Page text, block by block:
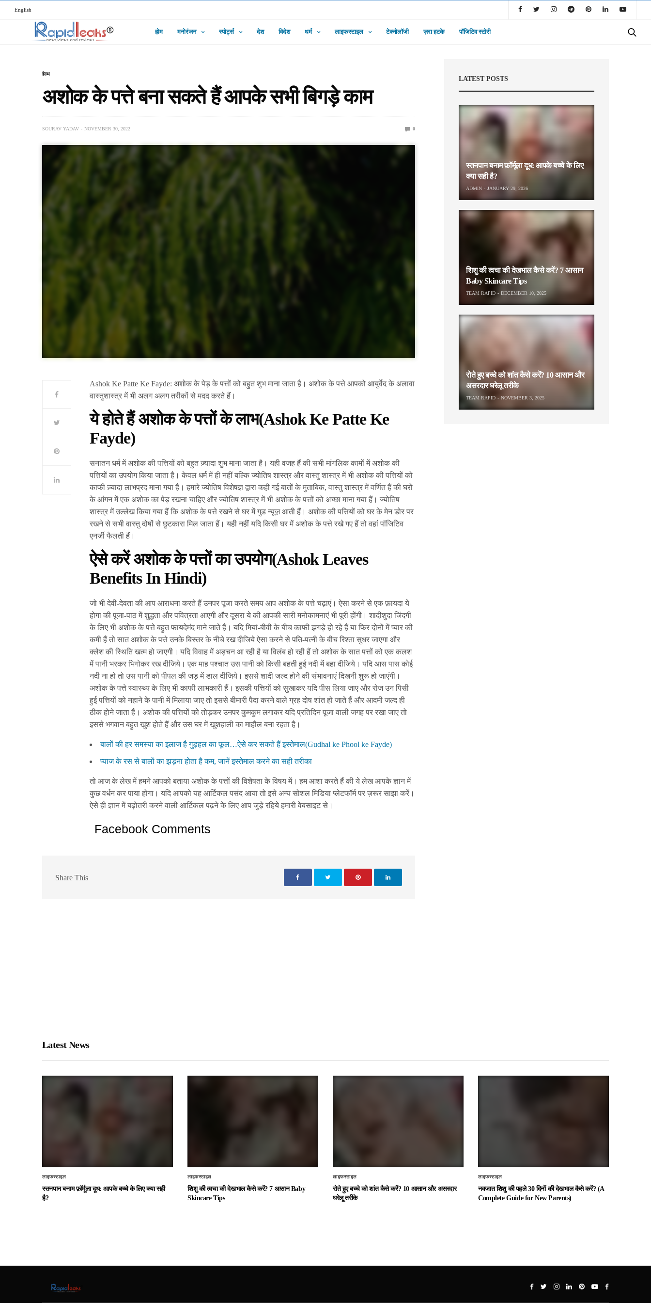
English
होम मनोरंजन स्पोर्ट्स देश विदेश धर्म लाइफस्टाइल टेक्नोलॉजी ज़रा हटके पॉजिटिव स्टोरी
हेल्थ
अशोक के पत्ते बना सकते हैं आपके सभी बिगड़े काम
SOURAV YADAV NOVEMBER 30, 2022 0
Ashok Ke Patte Ke Fayde: अशोक के पेड़ के पत्तों को बहुत शुभ माना जाता है। अशोक के पत्ते आपको आयुर्वेद के अलावा
वास्तुशास्त्र में भी अलग अलग तरीकों से मदद करते हैं।
ये होते हैं अशोक के पत्तों के लाभ(Ashok Ke Patte Ke
Fayde)
सनातन धर्म में अशोक की पत्तियों को बहुत ज़्यादा शुभ माना जाता है। यही वजह हैं की सभी मांगलिक कामों में अशोक की
पत्तियों का उपयोग किया जाता है। केवल धर्म में ही नहीं बल्कि ज्योतिष शास्त्र और वास्तु शास्त्र में भी अशोक की पत्तियों को
काफी ज़्यादा लाभप्रद माना गया हैं। हमारे ज्योतिष विशेषज्ञ द्वारा कही गई बातों के मुताबिक, वास्तु शास्त्र में वर्णित हैं की घरों
के आंगन में एक अशोक का पेड़ रखना चाहिए और ज्योतिष शास्त्र में भी अशोक के पत्तों को अच्छा माना गया हैं। ज्योतिष
शास्त्र में उल्लेख किया गया हैं कि अशोक के पत्ते रखने से घर में गुड न्यूज़ आती हैं। अशोक की पत्तियों को घर के मेन डोर पर
रखने से सभी वास्तु दोषों से छुटकारा मिल जाता हैं। यही नहीं यदि किसी घर में अशोक के पत्ते रखे गए हैं तो वहां पॉजिटिव
एनर्जी फैलती हैं।
ऐसे करें अशोक के पत्तों का उपयोग(Ashok Leaves
Benefits In Hindi)
जो भी देवी-देवता की आप आराधना करते हैं उनपर पूजा करते समय आप अशोक के पत्ते चढ़ाएं। ऐसा करने से एक फ़ायदा ये
होगा की पूजा-पाठ में शुद्धता और पवित्रता आएगी और दूसरा ये की आपकी सारी मनोकामनाएं भी पूरी होंगी। शादीशुदा जिंदगी
के लिए भी अशोक के पत्ते बहुत फायदेमंद माने जाते हैं। यदि मियां-बीवी के बीच काफी झगड़े हो रहे हैं या फिर दोनों में प्यार की
कमी हैं तो सात अशोक के पत्ते उनके बिस्तर के नीचे रख दीजिये ऐसा करने से पति-पत्नी के बीच रिश्ता सुधर जाएगा और
क्लेश की स्थिति खत्म हो जाएगी। यदि विवाह में अड़चन आ रही है या विलंब हो रही हैं तो अशोक के सात पत्तों को एक कलश
में पानी भरकर भिगोकर रख दीजिये। एक माह पश्चात उस पानी को किसी बहती हुई नदी में बहा दीजिये। यदि आस पास कोई
नदी ना हो तो उस पानी को पीपल की जड़ में डाल दीजिये। इससे शादी जल्द होने की संभावनाएं दिखनी शुरू हो जाएंगी।
अशोक के पत्ते स्वास्थ्य के लिए भी काफी लाभकारी हैं। इसकी पत्तियों को सुखाकर यदि पीस लिया जाए और रोज उन पिसी
हुई पत्तियों को नहाने के पानी में मिलाया जाए तो इससे बीमारी पैदा करने वाले ग्रह दोष शांत हो जाते हैं और आदमी जल्द ही
ठीक होने जाता हैं। अशोक की पत्तियों को तोड़कर उनपर कुमकुम लगाकर यदि प्रतिदिन पूजा वाली जगह पर रखा जाए तो
इससे भगवान बहुत खुश होते हैं और उस घर में खुशहाली का माहौल बना रहता है।
बालों की हर समस्या का इलाज है गुड़हल का फूल…ऐसे कर सकते हैं इस्तेमाल(Gudhal ke Phool ke Fayde)
प्याज के रस से बालों का झड़ना होता है कम, जानें इस्तेमाल करने का सही तरीका
तो आज के लेख में हमने आपको बताया अशोक के पत्तों की विशेषता के विषय में। हम आशा करते हैं की ये लेख आपके ज्ञान में
कुछ वर्धन कर पाया होगा। यदि आपको यह आर्टिकल पसंद आया तो इसे अन्य सोशल मिडिया प्लेटफॉर्म पर ज़रूर साझा करें।
ऐसे ही ज्ञान में बढ़ोतरी करने वाली आर्टिकल पढ़ने के लिए आप जुड़े रहिये हमारी वेबसाइट से।
Facebook Comments
Share This
LATEST POSTS
स्तनपान बनाम फ़ॉर्मूला दूध: आपके बच्चे के लिए
क्या सही है?
ADMIN JANUARY 29, 2026
शिशु की त्वचा की देखभाल कैसे करें? 7 आसान
Baby Skincare Tips
TEAM RAPID DECEMBER 10, 2025
रोते हुए बच्चे को शांत कैसे करें? 10 आसान और
असरदार घरेलू तरीके
TEAM RAPID NOVEMBER 3, 2025
Latest News
लाइफस्टाइल
स्तनपान बनाम फ़ॉर्मूला दूध: आपके बच्चे के लिए क्या सही
है?
लाइफस्टाइल
शिशु की त्वचा की देखभाल कैसे करें? 7 आसान Baby
Skincare Tips
लाइफस्टाइल
रोते हुए बच्चे को शांत कैसे करें? 10 आसान और असरदार
घरेलू तरीके
लाइफस्टाइल
नवजात शिशु की पहले 30 दिनों की देखभाल कैसे करें? (A
Complete Guide for New Parents)